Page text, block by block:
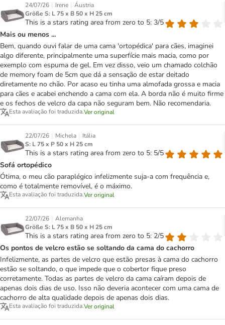
24/07/26 | Irene | Áustria
Größe S: L 75 x B 50 x H 25 cm
This is a stars rating area from zero to 5: 3/5
Mais ou menos ...
Bem, quando ouvi falar de uma cama 'ortopédica' para cães, imaginei
algo diferente, principalmente uma superfície mais macia, como por
exemplo com espuma de gel. Em vez disso, veio um chamado colchão
de memory foam de 5cm que dá a sensação de estar deitado
diretamente no chão. Por acaso eu tinha uma almofada grossa e macia
para cães e acabei enchendo a cama com ela. A borda não é muito firme
e os fechos de velcro da capa não seguram bem. Não recomendaria.
Esta avaliação foi traduzida.Ver original
22/07/26 | Michela | Itália
S: L 75 x P 50 x H 25 cm
This is a stars rating area from zero to 5: 5/5
Sofá ortopédico
Ótima, o meu cão paraplégico infelizmente suja-a com frequência e,
como é totalmente removível, é o máximo.
Esta avaliação foi traduzida.Ver original
22/07/26 | Alemanha
Größe S: L 75 x B 50 x H 25 cm
This is a stars rating area from zero to 5: 2/5
Os pontos de velcro estão se soltando da cama do cachorro
Infelizmente, as partes de velcro que estão presas à cama do cachorro
estão se soltando, o que impede que o cobertor fique preso
corretamente. Todas as partes de velcro da cama caíram depois de
apenas dois dias de uso. Isso não deveria acontecer com uma cama de
cachorro de alta qualidade depois de apenas dois dias.
Esta avaliação foi traduzida.Ver original